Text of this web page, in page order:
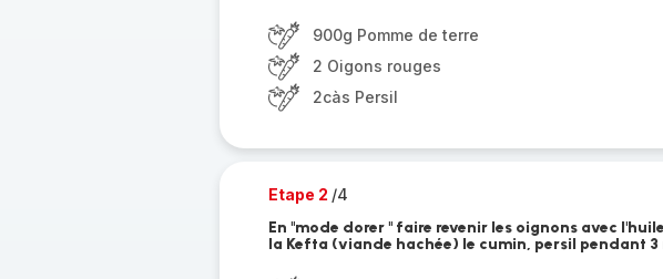
900g Pomme de terre
2 Oigons rouges
2càs Persil
Etape 2 /4
En "mode dorer " faire revenir les oignons avec
la Kefta (viande hachée) le cumin, persil pendant 3